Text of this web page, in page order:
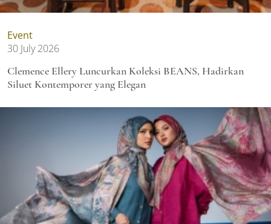
Event
30 July 2026
Clemence Ellery Luncurkan Koleksi BEANS, Hadirkan
Siluet Kontemporer yang Elegan